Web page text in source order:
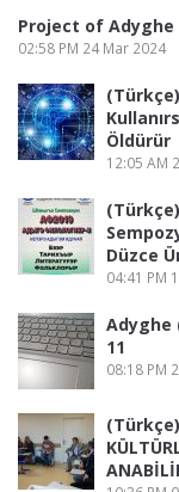
Project of
02:58 PM 24 Mar 2024
Öldürür
12:05 AM
Düzce
04:41 PM
Adyghe
11
08:18 PM
(Türkçe)